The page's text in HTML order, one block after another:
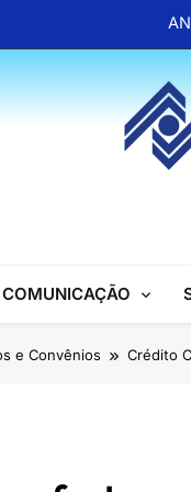
COMUNICAÇÃO
e Convênios Crédito